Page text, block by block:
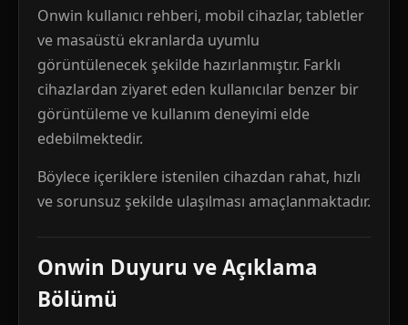
Onwin kullanıcı rehberi, mobil cihazlar, tabletler
ve masaüstü ekranlarda uyumlu
görüntülenecek şekilde hazırlanmıştır. Farklı
cihazlardan ziyaret eden kullanıcılar benzer bir
görüntüleme ve kullanım deneyimi elde
edebilmektedir.
Böylece içeriklere istenilen cihazdan rahat, hızlı
ve sorunsuz şekilde ulaşılması amaçlanmaktadır.
Onwin Duyuru ve Açıklama
Bölümü